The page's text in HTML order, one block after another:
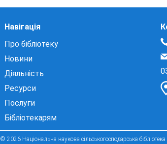
Навігація
Про бібліотеку
Новини
Діяльність
Ресурси
Послуги
Бібліотекарям
© 2026 Національна наукова сільськогосподарська